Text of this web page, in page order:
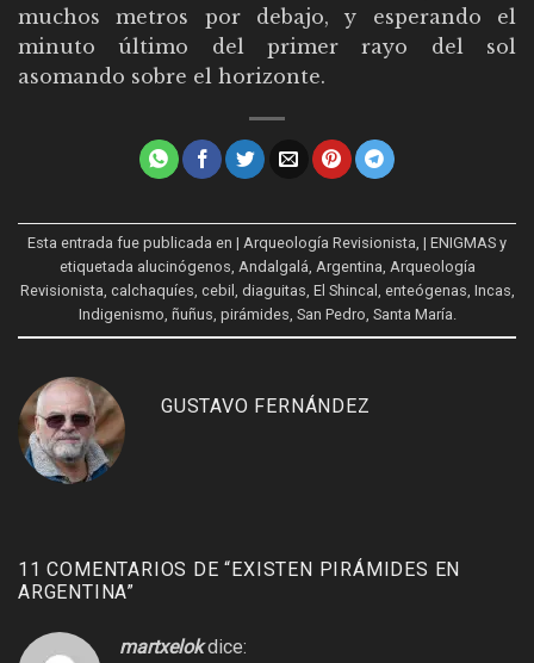
muchos metros por debajo, y esperando el
minuto último del primer rayo del sol
asomando sobre el horizonte.
Esta entrada fue publicada en | Arqueología Revisionista, | ENIGMAS y
etiquetada alucinógenos, Andalgalá, Argentina, Arqueología
Revisionista, calchaquíes, cebil , diaguitas, El Shincal , enteógenas, Incas,
Indigenismo, ñuñus, pirámides, San Pedro, Santa María.
GUSTAVO FERNÁNDEZ
11 COMENTARIOS DE “EXISTEN PIRÁMIDES EN
ARGENTINA”
martxelok dice: